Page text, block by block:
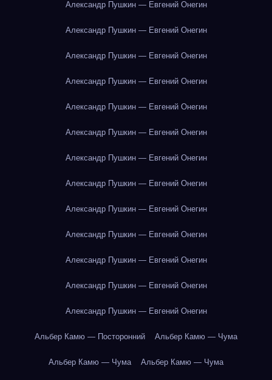
Александр Пушкин — Евгений Онегин
Александр Пушкин — Евгений Онегин
Александр Пушкин — Евгений Онегин
Александр Пушкин — Евгений Онегин
Александр Пушкин — Евгений Онегин
Александр Пушкин — Евгений Онегин
Александр Пушкин — Евгений Онегин
Александр Пушкин — Евгений Онегин
Александр Пушкин — Евгений Онегин
Александр Пушкин — Евгений Онегин
Александр Пушкин — Евгений Онегин
Александр Пушкин — Евгений Онегин
Александр Пушкин — Евгений Онегин
Альбер Камю — Посторонний Альбер Камю — Чума
Альбер Камю — Чума Альбер Камю — Чума